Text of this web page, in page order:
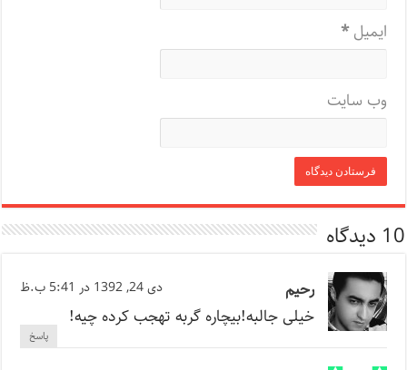
ایمیل*
وب‌ سایت
10 دیدگاه
رحیم دی 24, 1392 در 5:41 ب.ظ
خیلی جالبه!بیچاره گربه تهجب کرده چیه!
پاسخ